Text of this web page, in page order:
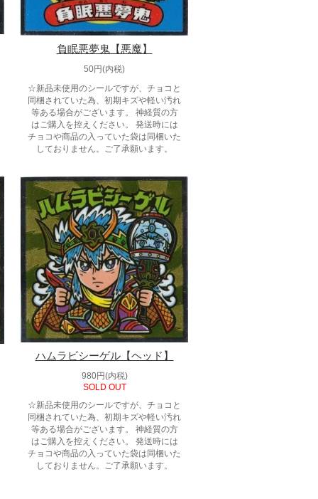
負眠悪夢鬼【悪魔】
50円(内税)
☆新品未使用のシールですが、チョコと
同梱されていた為、初期キズや軽い汚れ
等ある場合がございます。 神経質の方
はご購入を控えください。 発送時には
チョコや商品の入っていた袋は同梱いた
しておりません。ご了承願います。
ハムラビシーゲル【ヘッド】
980円(内税)
SOLD OUT
☆新品未使用のシールですが、チョコと
同梱されていた為、初期キズや軽い汚れ
等ある場合がございます。 神経質の方
はご購入を控えください。 発送時には
チョコや商品の入っていた袋は同梱いた
しておりません。ご了承願います。